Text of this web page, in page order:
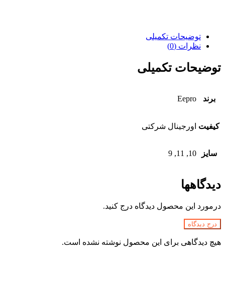
توضیحات تکمیلی
نظرات (0)
توضیحات تکمیلی
برند Eepro
کیفیت اورجینال شرکتی
سایز 10, 11, 9
دیدگاهها
درمورد این محصول دیدگاه درج کنید.
درج دیدگاه
هیچ دیدگاهی برای این محصول نوشته نشده است.